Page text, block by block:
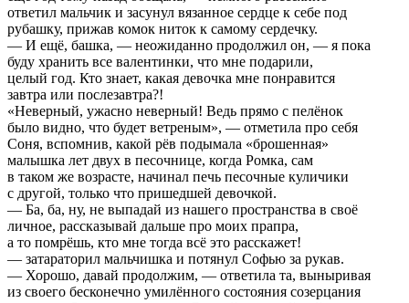
ответил мальчик и засунул вязанное сердце к себе под
рубашку, прижав комок ниток к самому сердечку.
— И ещё, башка, — неожиданно продолжил он, — я пока
буду хранить все валентинки, что мне подарили,
целый год. Кто знает, какая девочка мне понравится
завтра или послезавтра?!
«Неверный, ужасно неверный! Ведь прямо с пелёнок
было видно, что будет ветреным», — отметила про себя
Соня, вспомнив, какой рёв подымала «брошенная»
малышка лет двух в песочнице, когда Ромка, сам
в таком же возрасте, начинал печь песочные куличики
с другой, только что пришедшей девочкой.
— Ба, ба, ну, не выпадай из нашего пространства в своё
личное, рассказывай дальше про моих прапра,
а то помрёшь, кто мне тогда всё это расскажет!
— затараторил мальчишка и потянул Софью за рукав.
— Хорошо, давай продолжим, — ответила та, выныривая
из своего бесконечно умилённого состояния созерцания